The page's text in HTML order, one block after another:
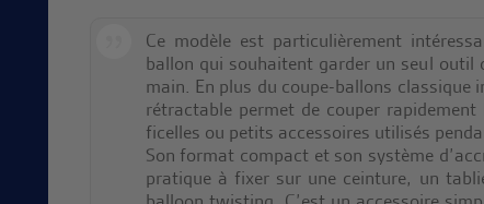
Ce modèle est particulièrement
ballon qui souhaitent garder un seul outil
main. En plus du coupe-ballons classique
rétractable permet de couper rapidement
ficelles ou petits accessoires utilisés
Son format compact et son système
pratique à fixer sur une ceinture, un